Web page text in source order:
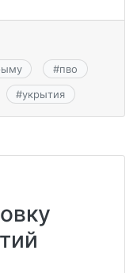
#пво
#укрытия